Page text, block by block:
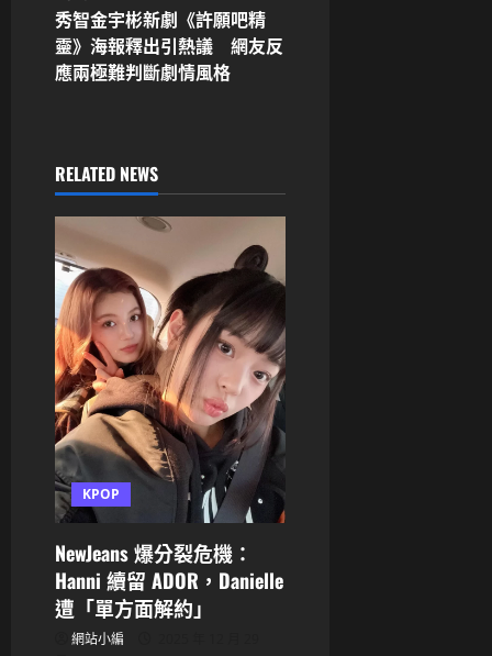
t
n
v
i
g
a
t
i
o
n
秀智金宇彬新劇《許願吧精
靈》海報釋出引熱議 網友反
應兩極難判斷劇情風格
RELATED NEWS
KPOP
NewJeans 爆分裂危機：
Hanni 續留 ADOR，Danielle
遭「單方面解約」
網站小編